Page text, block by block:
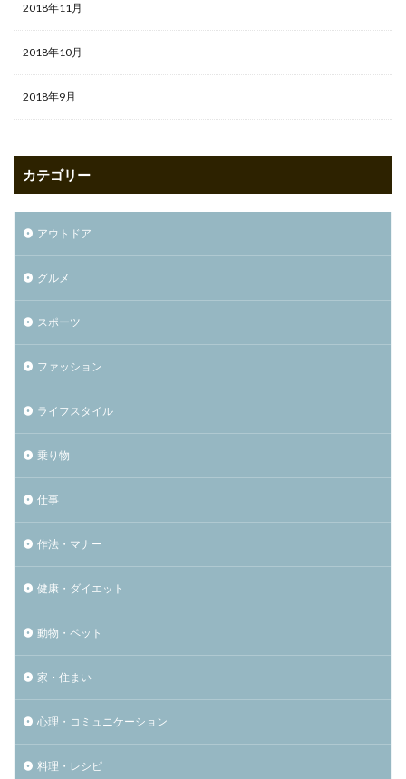
2018年11月
2018年10月
2018年9月
カテゴリー
アウトドア
グルメ
スポーツ
ファッション
ライフスタイル
乗り物
仕事
作法・マナー
健康・ダイエット
動物・ペット
家・住まい
心理・コミュニケーション
料理・レシピ